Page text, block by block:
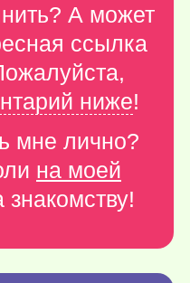
А может
ссылка
ниже!
мне лично?
на моей
знакомству!